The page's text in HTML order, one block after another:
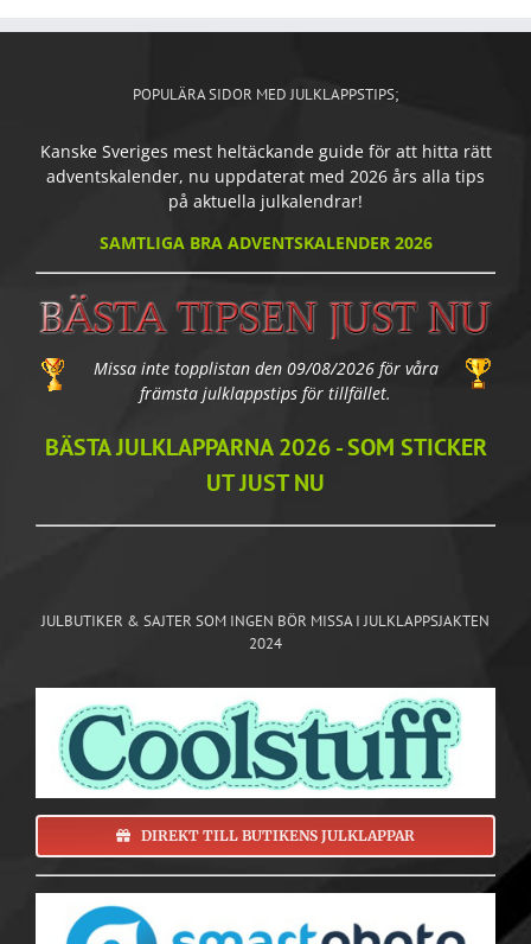
POPULÄRA SIDOR MED JULKLAPPSTIPS;
Kanske Sveriges mest heltäckande guide för att hitta rätt
adventskalender, nu uppdaterat med 2026 års alla tips
på aktuella julkalendrar!
SAMTLIGA BRA ADVENTSKALENDER 2026
Missa inte topplistan den 09/08/2026 för våra
främsta julklappstips för tillfället.
BÄSTA JULKLAPPARNA 2026 - SOM STICKER
UT JUST NU
JULBUTIKER & SAJTER SOM INGEN BÖR MISSA I JULKLAPPSJAKTEN
2024
DIREKT TILL BUTIKENS JULKLAPPAR